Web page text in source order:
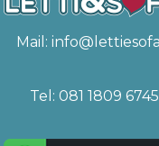
Mail:
Tel: 081 1809 6745